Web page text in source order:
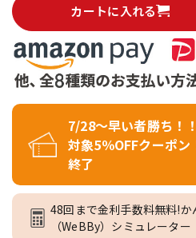
カートに入れる
7/28～早い者勝ち！
対象5％OFFクーポ
終了
48回まで金利手数料無料!か
（WeBBy）シミュレーター